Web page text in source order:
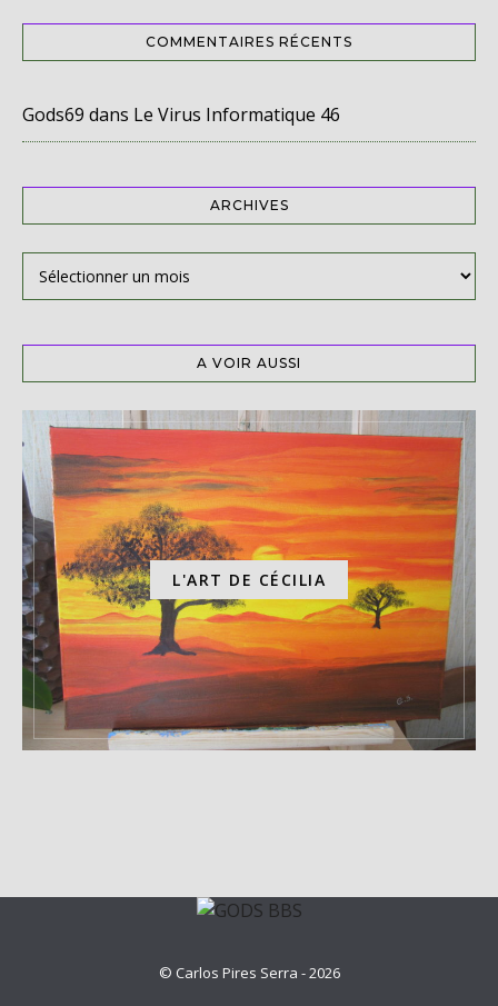
COMMENTAIRES RÉCENTS
Gods69 dans Le Virus Informatique 46
ARCHIVES
Archives
A VOIR AUSSI
L'ART DE CÉCILIA
© Carlos Pires Serra - 2026